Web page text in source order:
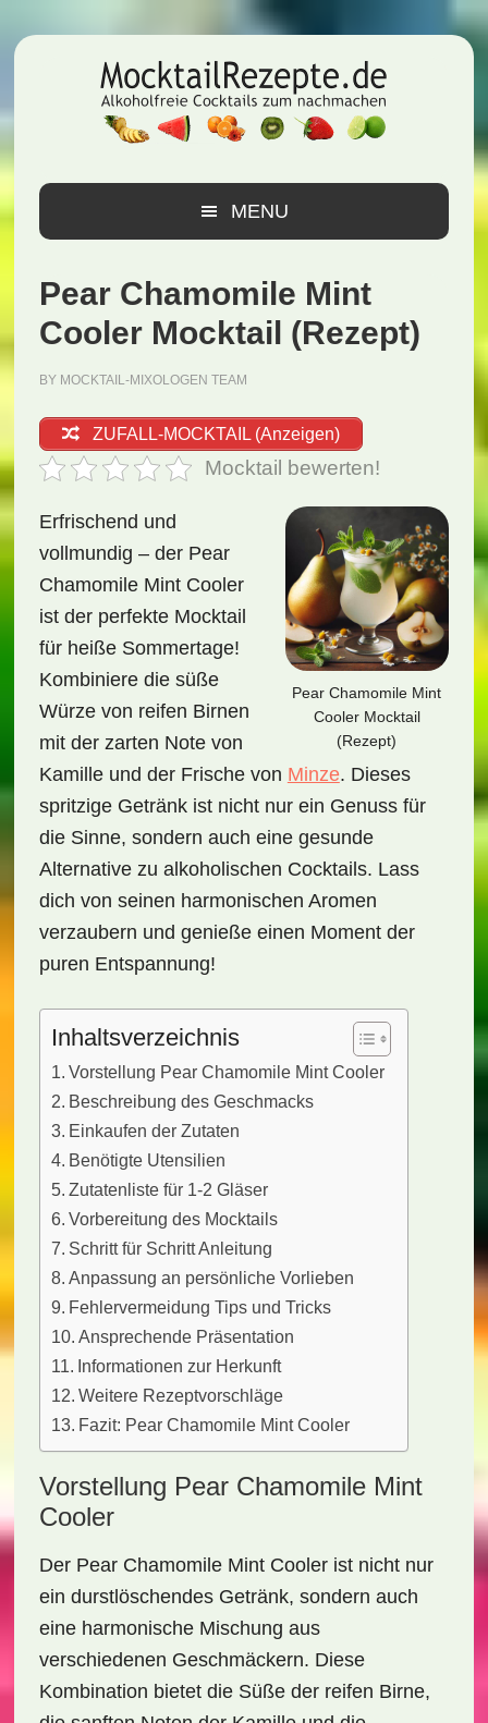
Hauptnavigation
Inhalt
Seitenspalte
MENU
Pear Chamomile Mint
Cooler Mocktail (Rezept)
BY MOCKTAIL-MIXOLOGEN TEAM
ZUFALL-MOCKTAIL (Anzeigen)
Mocktail bewerten!
Pear Chamomile Mint
Cooler Mocktail
(Rezept)
Erfrischend und
vollmundig – der Pear
Chamomile Mint Cooler
ist der perfekte Mocktail
für heiße Sommertage!
Kombiniere die süße
Würze von reifen Birnen
mit der zarten Note von
Kamille und der Frische von Minze. Dieses
spritzige Getränk ist nicht nur ein Genuss für
die Sinne, sondern auch eine gesunde
Alternative zu alkoholischen Cocktails. Lass
dich von seinen harmonischen Aromen
verzaubern und genieße einen Moment der
puren Entspannung!
Inhaltsverzeichnis
Vorstellung Pear Chamomile Mint Cooler
Beschreibung des Geschmacks
Einkaufen der Zutaten
Benötigte Utensilien
Zutatenliste für 1-2 Gläser
Vorbereitung des Mocktails
Schritt für Schritt Anleitung
Anpassung an persönliche Vorlieben
Fehlervermeidung Tips und Tricks
Ansprechende Präsentation
Informationen zur Herkunft
Weitere Rezeptvorschläge
Fazit: Pear Chamomile Mint Cooler
Vorstellung Pear Chamomile Mint
Cooler
Der Pear Chamomile Mint Coolerist nicht nur
ein durstlöschendes Getränk, sondern auch
eine harmonische Mischung aus
verschiedenen Geschmäckern. Diese
Kombination bietet die Süße der reifen Birne,